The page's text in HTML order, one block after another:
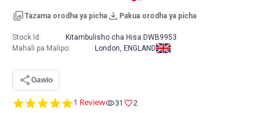
Tazama orodha ya picha Pakua orodha ya picha
5.0
1 Review 31 2
Stock Id: Kitambulisho cha Hisa: DWB9953
Mahali pa Malipo: London, ENGLAND
Gawio